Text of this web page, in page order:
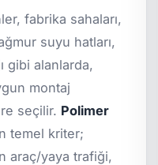
fabrika sahaları,
suyu hatları,
gibi alanlarda,
montaj
seçilir. Polimer
temel kriter;
araç/yaya trafiği,